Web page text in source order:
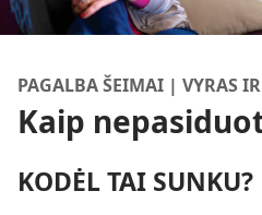
PAGALBA ŠEIMAI | VYRAS
Kaip
KODĖL TAI SUNKU?